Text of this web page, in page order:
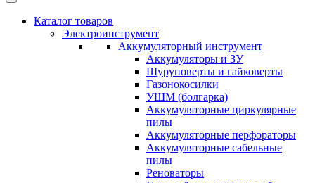
Каталог товаров
Электроинструмент
Аккумуляторный инструмент
Аккумуляторы и ЗУ
Шуруповерты и гайковерты
Газонокосилки
УШМ (болгарка)
Аккумуляторные циркулярные
пилы
Аккумуляторные перфораторы
Аккумуляторные сабельные
пилы
Реноваторы